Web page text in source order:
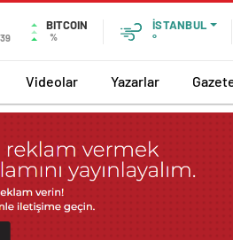
BITCOIN
%
İSTANBUL
°
Videolar Yazarlar